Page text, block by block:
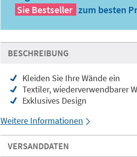
Sie Bestseller zum besten
BESCHREIBUNG
Kleiden Sie Ihre Wände ein
Textiler, wiederverwendbarer
Exklusives Design
Weitere Informationen
VERSANDDATEN